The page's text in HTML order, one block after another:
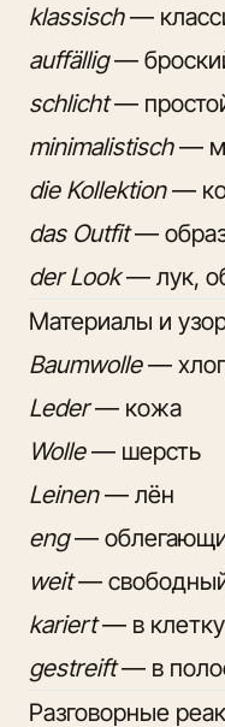
klassisch—
auffällig—
schlicht—
minimalistisch—
die Kollektion—
das Outfit—
der Look— лук,
Материалы и
Baumwolle—
Leder— кожа
Wolle— шерсть
Leinen— лён
eng—
weit—
kariert— в клетку
gestreift— в
Разговорные